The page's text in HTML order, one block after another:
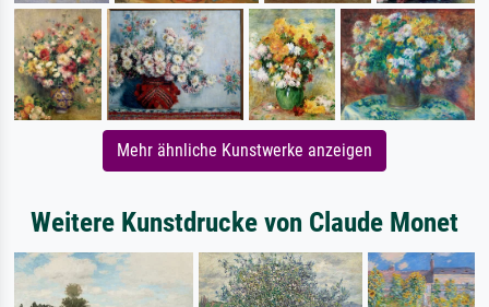
Mehr ähnliche Kunstwerke anzeigen
Weitere Kunstdrucke von Claude Monet